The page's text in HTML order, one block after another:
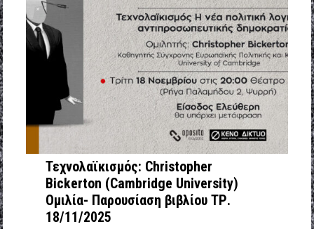
Τεχνολαϊκισμός: Christopher
Bickerton (Cambridge University)
Ομιλία- Παρουσίαση βιβλίου ΤΡ.
18/11/2025